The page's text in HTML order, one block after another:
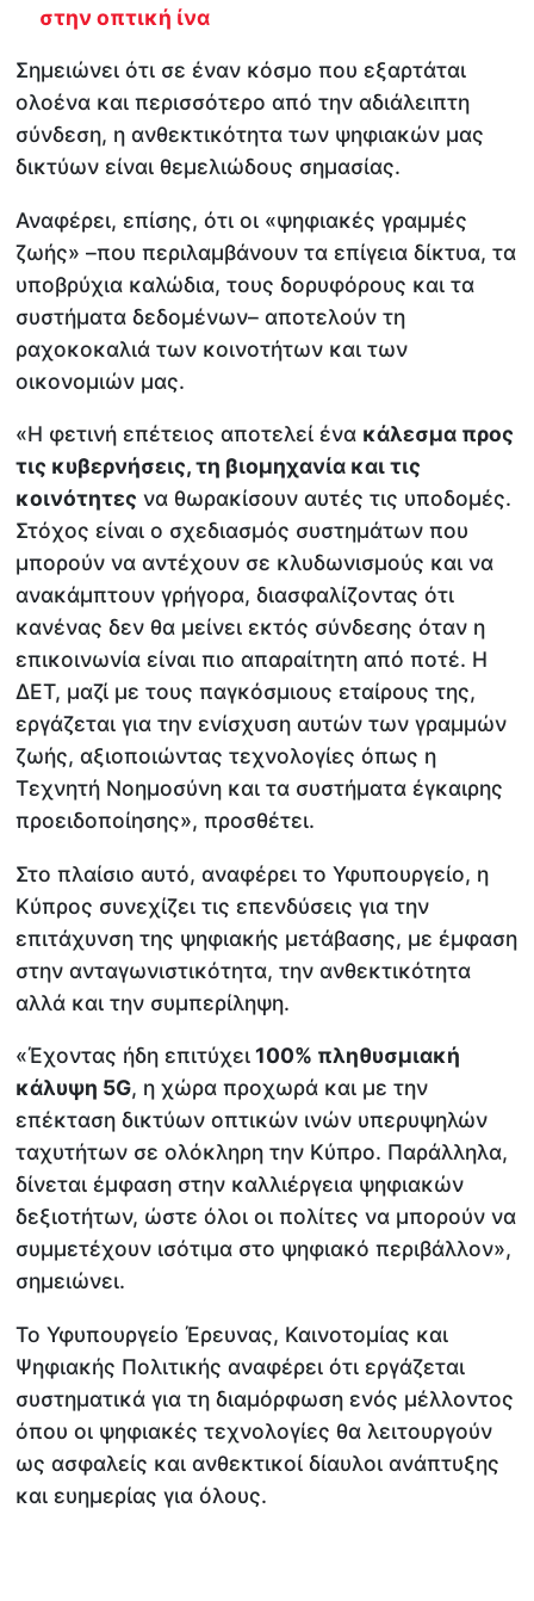
στην οπτική ίνα
Σημειώνει ότι σε έναν κόσμο που εξαρτάται
ολοένα και περισσότερο από την αδιάλειπτη
σύνδεση, η ανθεκτικότητα των ψηφιακών μας
δικτύων είναι θεμελιώδους σημασίας.
Αναφέρει, επίσης, ότι οι «ψηφιακές γραμμές
ζωής» –που περιλαμβάνουν τα επίγεια δίκτυα, τα
υποβρύχια καλώδια, τους δορυφόρους και τα
συστήματα δεδομένων– αποτελούν τη
ραχοκοκαλιά των κοινοτήτων και των
οικονομιών μας.
«Η φετινή επέτειος αποτελεί ένα κάλεσμα προς
τις κυβερνήσεις, τη βιομηχανία και τις
κοινότητες να θωρακίσουν αυτές τις υποδομές.
Στόχος είναι ο σχεδιασμός συστημάτων που
μπορούν να αντέχουν σε κλυδωνισμούς και να
ανακάμπτουν γρήγορα, διασφαλίζοντας ότι
κανένας δεν θα μείνει εκτός σύνδεσης όταν η
επικοινωνία είναι πιο απαραίτητη από ποτέ. Η
ΔΕΤ, μαζί με τους παγκόσμιους εταίρους της,
εργάζεται για την ενίσχυση αυτών των γραμμών
ζωής, αξιοποιώντας τεχνολογίες όπως η
Τεχνητή Νοημοσύνη και τα συστήματα έγκαιρης
προειδοποίησης», προσθέτει.
Στο πλαίσιο αυτό, αναφέρει το Υφυπουργείο, η
Κύπρος συνεχίζει τις επενδύσεις για την
επιτάχυνση της ψηφιακής μετάβασης, με έμφαση
στην ανταγωνιστικότητα, την ανθεκτικότητα
αλλά και την συμπερίληψη.
«Έχοντας ήδη επιτύχει100% πληθυσμιακή
κάλυψη 5G, η χώρα προχωρά και με την
επέκταση δικτύων οπτικών ινών υπερυψηλών
ταχυτήτων σε ολόκληρη την Κύπρο. Παράλληλα,
δίνεται έμφαση στην καλλιέργεια ψηφιακών
δεξιοτήτων, ώστε όλοι οι πολίτες να μπορούν να
συμμετέχουν ισότιμα στο ψηφιακό περιβάλλον»,
σημειώνει.
Το Υφυπουργείο Έρευνας, Καινοτομίας και
Ψηφιακής Πολιτικής αναφέρει ότι εργάζεται
συστηματικά για τη διαμόρφωση ενός μέλλοντος
όπου οι ψηφιακές τεχνολογίες θα λειτουργούν
ως ασφαλείς και ανθεκτικοί δίαυλοι ανάπτυξης
και ευημερίας για όλους.